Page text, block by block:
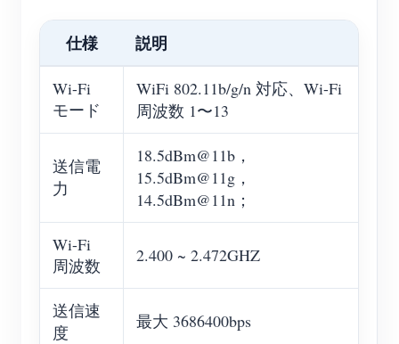
仕様 説明
Wi-Fi
モード
WiFi 802.11b/g/n 対応、Wi-Fi
周波数 1〜13
送信電
力
18.5dBm@11b，
15.5dBm@11g，
14.5dBm@11n；
Wi-Fi
周波数
2.400 ~ 2.472GHZ
送信速
度
最大 3686400bps